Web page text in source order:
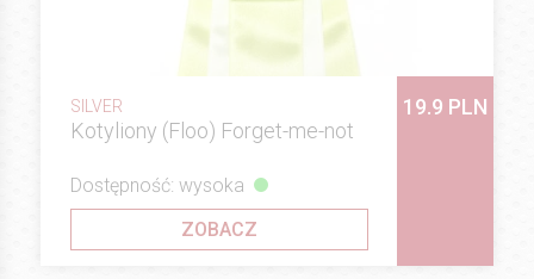
SILVER
Kotyliony (Floo) Forget-me-not
19.9 PLN
Dostępność: wysoka
ZOBACZ